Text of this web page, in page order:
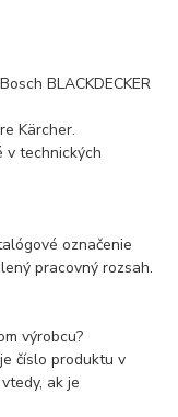
BLACKDECKER
Kärcher.
v technických
označenie
pracovný rozsah.
výrobcu?
číslo produktu v
ak je